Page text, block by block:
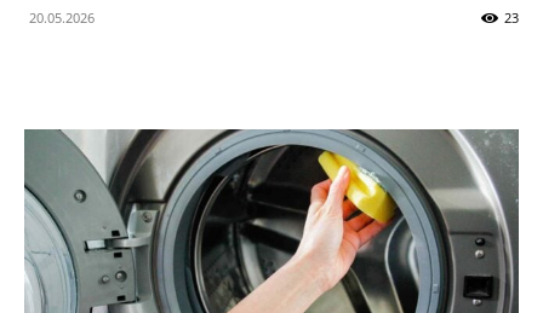
20.05.2026 23